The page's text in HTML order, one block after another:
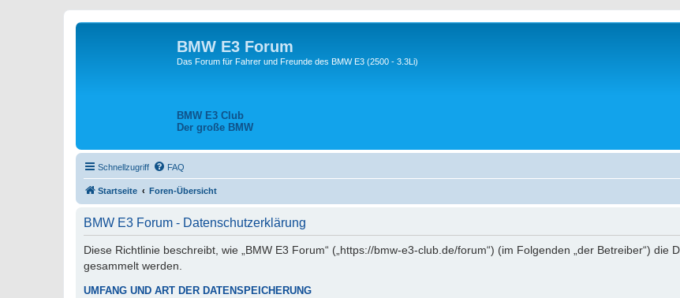
BMW E3 Forum
Das Forum für Fahrer und Freunde des BMW E3 (2500 - 3.3Li)
BMW E3 Club
Der große BMW
Schnellzugriff FAQ
Startseite Foren-Übersicht
BMW E3 Forum - Datenschutzerklärung
Diese Richtlinie beschreibt, wie „BMW E3 Forum“ („https://bmw-e3-club.de/forum“) (im Folgenden „der Betreiber“)
gesammelt werden.
UMFANG UND ART DER DATENSPEICHERUNG